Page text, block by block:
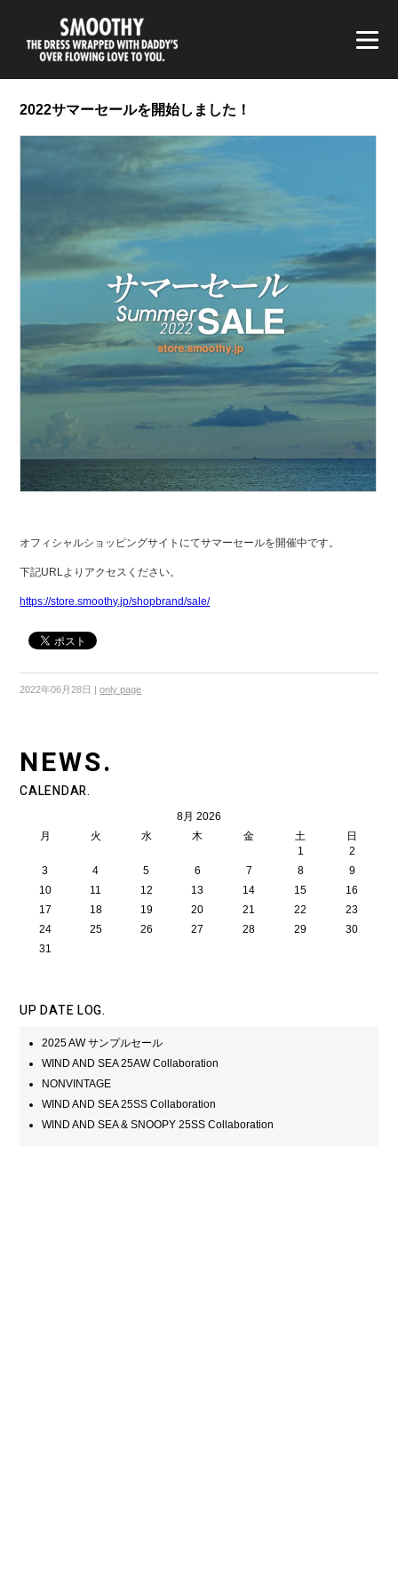
2022サマーセールを開始しました！
オフィシャルショッピングサイトにてサマーセールを開催中です。
下記URL よりアクセスください。
https://store.smoothy.jp/shopbrand/sale/
2022年06月28日 | only page
NEWS.
CALENDAR.
8月 2026
月
火 水 木 金 土
日
1
2
3
4 5 6 7 8
9
10
11 12 13 14 15
16
17
18 19 20 21 22
23
24
25 26 27 28 29
30
31
UP DATE LOG.
2025 AW サンプルセール
WIND AND SEA 25AW Collaboration
NONVINTAGE
WIND AND SEA 25SS Collaboration
WIND AND SEA & SNOOPY 25SS Collaboration